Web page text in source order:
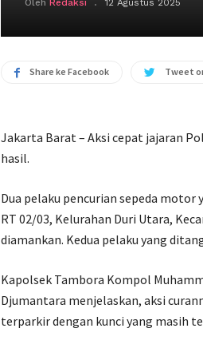
Oleh Redaksi 12 Agustus 2025
Share ke Facebook Tweet
Jakarta Barat – Aksi cepat jajaran
hasil.
Dua pelaku pencurian sepeda motor
RT 02/03, Kelurahan Duri Utara,
diamankan. Kedua pelaku yang
Kapolsek Tambora Kompol
Djumantara menjelaskan, aksi
terparkir dengan kunci yang masih